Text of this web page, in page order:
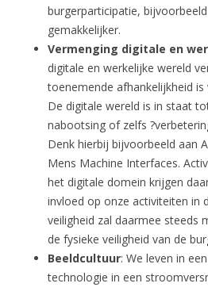
burgerparticipatie,
gemakkelijker.
Vermenging digitale en
digitale en werkelijke wereld
toenemende afhankelijkheid is
De digitale wereld is in staat
nabootsing of zelfs
Denk hierbij bijvoorbeeld aan
Mens Machine Interfaces.
het digitale domein krijgen
invloed op onze activiteiten in
veiligheid zal daarmee steeds
de fysieke veiligheid van de
Beeldcultuur: We leven in
technologie in een